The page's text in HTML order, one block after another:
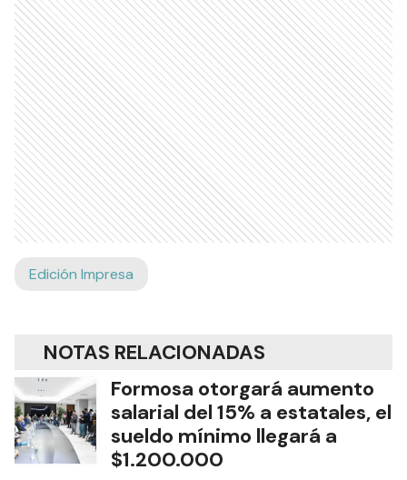
Edición Impresa
NOTAS RELACIONADAS
Formosa otorgará aumento
salarial del 15% a estatales, el
sueldo mínimo llegará a
$1.200.000